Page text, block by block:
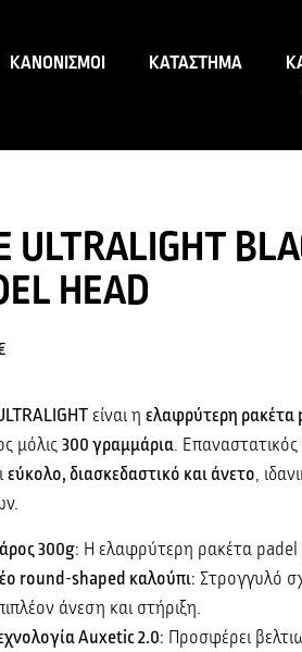
ΚΑΝΟΝΙΣΜΟΙ ΚΑΤΑΣΤΗΜΑ
ULTRALIGHT
HEAD
είναι η ελαφρύτερη ρακέτα
μόλις300 γραμμάρια.
εύκολο, διασκεδαστικό και άνετο,
300g: Η ελαφρύτερη ρακέτα padel
round-shaped καλούπι: Στρογγυλό
άνεση και στήριξη.
Auxetic 2.0: Προσφέρει